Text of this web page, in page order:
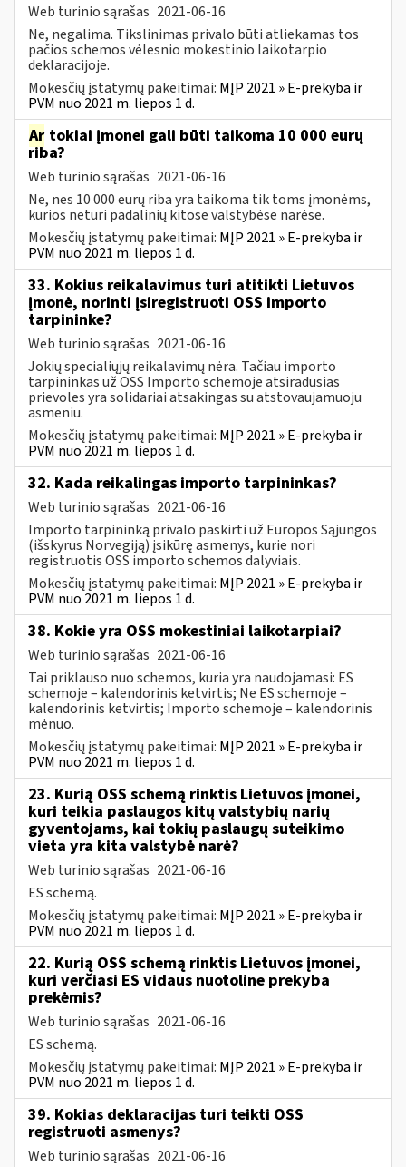
Web turinio sąrašas 2021-06-16
Ne, negalima. Tikslinimas privalo būti atliekamas tos
pačios schemos vėlesnio mokestinio laikotarpio
deklaracijoje.
Mokesčių įstatymų pakeitimai: MĮP 2021 » E-prekyba ir
PVM nuo 2021 m. liepos 1 d.
Ar tokiai įmonei gali būti taikoma 10 000 eurų
riba?
Web turinio sąrašas 2021-06-16
Ne, nes 10 000 eurų riba yra taikoma tik toms įmonėms,
kurios neturi padalinių kitose valstybėse narėse.
Mokesčių įstatymų pakeitimai: MĮP 2021 » E-prekyba ir
PVM nuo 2021 m. liepos 1 d.
33. Kokius reikalavimus turi atitikti Lietuvos
įmonė, norinti įsiregistruoti OSS importo
tarpininke?
Web turinio sąrašas 2021-06-16
Jokių specialiųjų reikalavimų nėra. Tačiau importo
tarpininkas už OSS Importo schemoje atsiradusias
prievoles yra solidariai atsakingas su atstovaujamuoju
asmeniu.
Mokesčių įstatymų pakeitimai: MĮP 2021 » E-prekyba ir
PVM nuo 2021 m. liepos 1 d.
32. Kada reikalingas importo tarpininkas?
Web turinio sąrašas 2021-06-16
Importo tarpininką privalo paskirti už Europos Sąjungos
(išskyrus Norvegiją) įsikūrę asmenys, kurie nori
registruotis OSS importo schemos dalyviais.
Mokesčių įstatymų pakeitimai: MĮP 2021 » E-prekyba ir
PVM nuo 2021 m. liepos 1 d.
38. Kokie yra OSS mokestiniai laikotarpiai?
Web turinio sąrašas 2021-06-16
Tai priklauso nuo schemos, kuria yra naudojamasi: ES
schemoje – kalendorinis ketvirtis; Ne ES schemoje –
kalendorinis ketvirtis; Importo schemoje – kalendorinis
mėnuo.
Mokesčių įstatymų pakeitimai: MĮP 2021 » E-prekyba ir
PVM nuo 2021 m. liepos 1 d.
23. Kurią OSS schemą rinktis Lietuvos įmonei,
kuri teikia paslaugos kitų valstybių narių
gyventojams, kai tokių paslaugų suteikimo
vieta yra kita valstybė narė?
Web turinio sąrašas 2021-06-16
ES schemą.
Mokesčių įstatymų pakeitimai: MĮP 2021 » E-prekyba ir
PVM nuo 2021 m. liepos 1 d.
22. Kurią OSS schemą rinktis Lietuvos įmonei,
kuri verčiasi ES vidaus nuotoline prekyba
prekėmis?
Web turinio sąrašas 2021-06-16
ES schemą.
Mokesčių įstatymų pakeitimai: MĮP 2021 » E-prekyba ir
PVM nuo 2021 m. liepos 1 d.
39. Kokias deklaracijas turi teikti OSS
registruoti asmenys?
Web turinio sąrašas 2021-06-16